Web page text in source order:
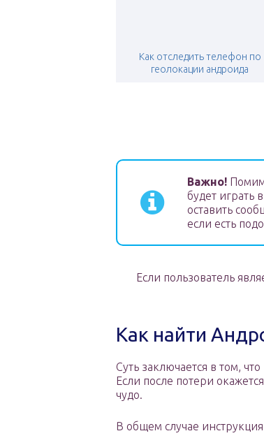
Как отследить телефон по
геолокации андроида
Важно!
будет играть
оставить
если есть
Если пользователь
Как найти
Суть заключается в том,
Если после потери
чудо.
В общем случае инструкция